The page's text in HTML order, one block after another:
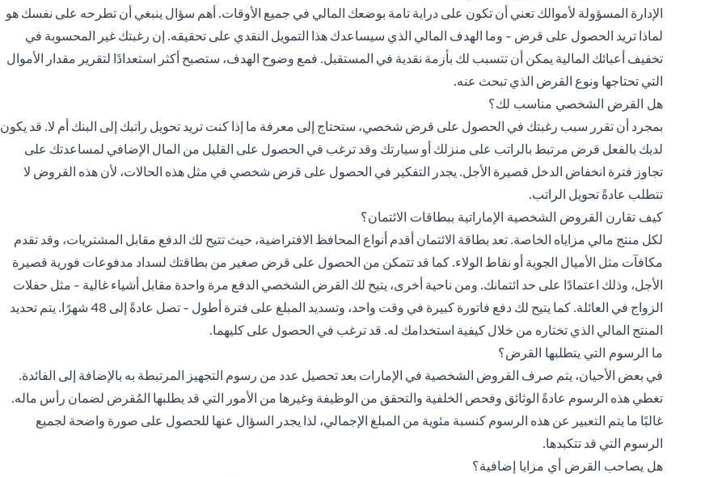
الإدارة المسؤولة لأموالك تعني أن تكون على دراية تامة بوضعك المالي في جميع الأوقات. أهم سؤال ينبغي أن تطرحه على نفسك هو
لماذا تريد الحصول على قرض - وما الهدف المالي الذي سيساعدك هذا التمويل النقدي على تحقيقه. إن رغبتك غير المحسوبة في
تخفيف أعبائك المالية يمكن أن تتسبب لك بأزمة نقدية في المستقبل. فمع وضوح الهدف، ستصبح أكثر استعدادًا لتقرير مقدار الأموال
التي تحتاجها ونوع القرض الذي تبحث عنه.
هل القرض الشخصي مناسب لك؟
بمجرد أن تقرر سبب رغبتك في الحصول على قرض شخصي، ستحتاج إلى معرفة ما إذا كنت تريد تحويل راتبك إلى البنك أم لا. قد يكون
لديك بالفعل قرض مرتبط بالراتب على منزلك أو سيارتك وقد ترغب في الحصول على القليل من المال الإضافي لمساعدتك على
تجاوز فترة انخفاض الدخل قصيرة الأجل. يجدر التفكير في الحصول على قرض شخصي في مثل هذه الحالات، لأن هذه القروض لا
تتطلب عادةً تحويل الراتب.
كيف تقارن القروض الشخصية الإماراتية ببطاقات الائتمان؟
لكل منتج مالي مزاياه الخاصة. تعد بطاقة الائتمان أقدم أنواع المحافظ الافتراضية، حيث تتيح لك الدفع مقابل المشتريات، وقد تقدم
مكافآت مثل الأميال الجوية أو نقاط الولاء. كما قد تتمكن من الحصول على قرض صغير من بطاقتك لسداد مدفوعات فورية قصيرة
الأجل، وذلك اعتمادًا على حد ائتمانك. ومن ناحية أخرى، يتيح لك القرض الشخصي الدفع مرة واحدة مقابل أشياء غالية - مثل حفلات
الزواج في العائلة. كما يتيح لك دفع فاتورة كبيرة في وقت واحد، وتسديد المبلغ على فترة أطول - تصل عادةً إلى 48 شهرًا. يتم تحديد
المنتج المالي الذي تختاره من خلال كيفية استخدامك له. قد ترغب في الحصول على كليهما.
ما الرسوم التي يتطلبها القرض؟
في بعض الأحيان، يتم صرف القروض الشخصية في الإمارات بعد تحصيل عدد من رسوم التجهيز المرتبطة به بالإضافة إلى الفائدة.
تغطي هذه الرسوم عادةً الوثائق وفحص الخلفية والتحقق من الوظيفة وغيرها من الأمور التي قد يطلبها المُقرض لضمان رأس ماله.
غالبًا ما يتم التعبير عن هذه الرسوم كنسبة مئوية من المبلغ الإجمالي، لذا يجدر السؤال عنها للحصول على صورة واضحة لجميع
الرسوم التي قد تتكبدها.
هل يصاحب القرض أي مزايا إضافية؟